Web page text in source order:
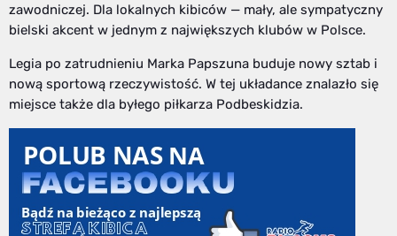
zawodniczej. Dla lokalnych kibiców — mały, ale sympatyczny
bielski akcent w jednym z największych klubów w Polsce.
Legia po zatrudnieniu Marka Papszuna buduje nowy sztab i
nową sportową rzeczywistość. W tej układance znalazło się
miejsce także dla byłego piłkarza Podbeskidzia.